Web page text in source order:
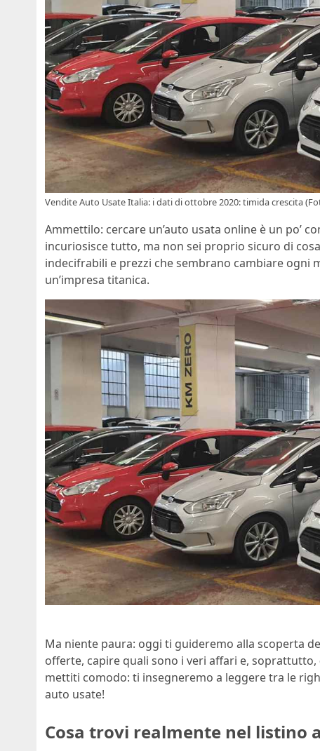
Vendite Auto Usate Italia: i dati di ottobre 2020: timida crescita
Ammettilo: cercare un’auto usata online è un po’
incuriosisce tutto, ma non sei proprio sicuro di
indecifrabili e prezzi che sembrano cambiare ogni
un’impresa titanica.
Ma niente paura: oggi ti guideremo alla scoperta
offerte, capire quali sono i veri affari e, soprattutto,
mettiti comodo: ti insegneremo a leggere tra le
auto usate!
Cosa trovi realmente nel listino